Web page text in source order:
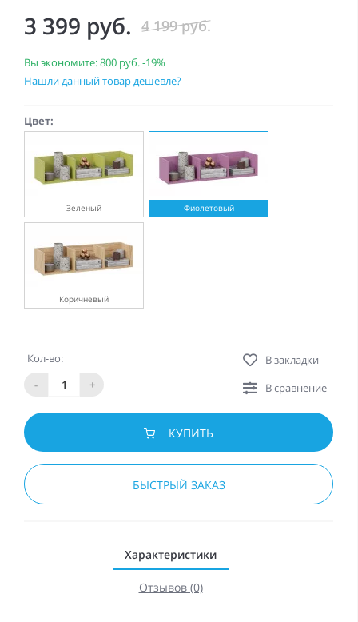
3 399 руб. 4 199 руб.
Вы экономите:800 руб.-19%
Нашли данный товар дешевле?
Цвет:
Зеленый Фиолетовый
Коричневый
Кол-во:
-
+
В закладки
В сравнение
КУПИТЬ
БЫСТРЫЙ ЗАКАЗ
Характеристики
Отзывов (0)